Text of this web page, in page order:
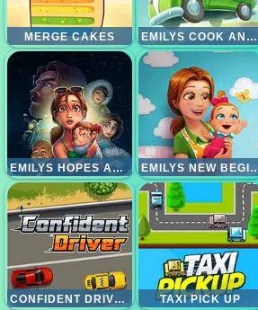
MERGE CAKES EMILYS COOK AND GO
EMILYS HOPES AND FEARS EMILYS NEW
CONFIDENT DRIVER TAXI PICK UP